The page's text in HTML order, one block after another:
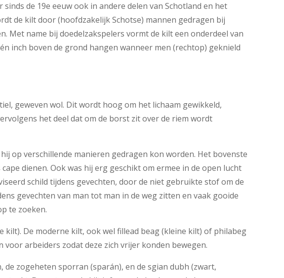
de 19e eeuw ook in andere delen van Schotland en het
de kilt door (hoofdzakelijk Schotse) mannen gedragen bij
Met name bij doedelzakspelers vormt de kilt een onderdeel van
inch boven de grond hangen wanneer men (rechtop) geknield
geweven wol. Dit wordt hoog om het lichaam gewikkeld,
het deel dat om de borst zit over de riem wordt
op verschillende manieren gedragen kon worden. Het bovenste
dienen. Ook was hij erg geschikt om ermee in de open lucht
schild tijdens gevechten, door de niet gebruikte stof om de
gevechten van man tot man in de weg zitten en vaak gooide
te zoeken.
De moderne kilt, ook wel fillead beag (kleine kilt) of philabeg
arbeiders zodat deze zich vrijer konden bewegen.
zogeheten sporran (sparán), en de sgian dubh (zwart,